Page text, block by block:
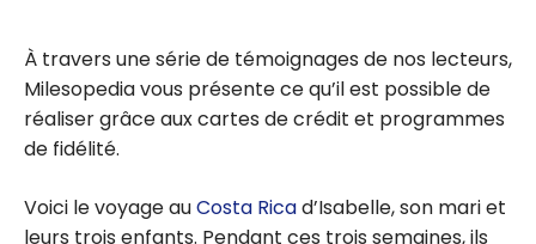
À travers une série de témoignages de nos lecteurs,
Milesopedia vous présente ce qu’il est possible de
réaliser grâce aux cartes de crédit et programmes
de fidélité.
Voici le voyage auCosta Ricad’Isabelle, son mari et
leurs trois enfants. Pendant ces trois semaines, ils